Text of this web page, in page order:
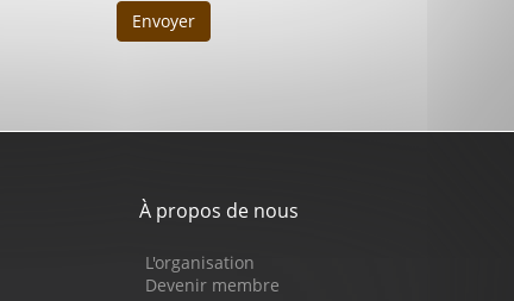
Envoyer
À propos de nous
L'organisation
Devenir membre